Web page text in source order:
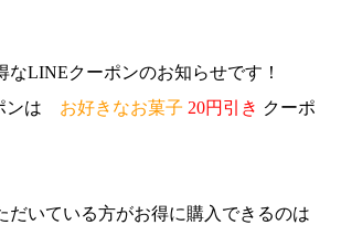
なLINEクーポンのお知らせです！
ンは お好きなお菓子 20円引き クーポ
だいている方がお得に購入できるのは